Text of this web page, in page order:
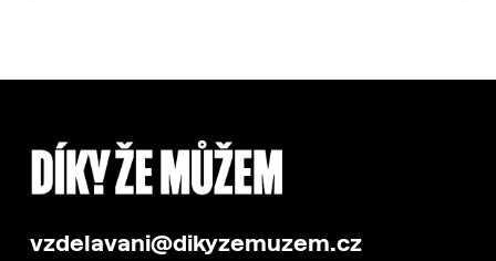
vzdelavani@dikyzemuzem.cz